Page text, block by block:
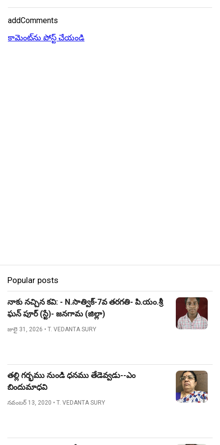
addComments
కామెంట్‌ను పోస్ట్ చేయండి
Popular posts
నాకు నచ్చిన కవి: - N.సాత్విక్-7వ తరగతి- పి.యం.శ్రీ
ఘన్ పూర్ (స్టే)- జనగామ (జిల్లా)
జులై 31, 2026 • T. VEDANTA SURY
తల్లి గర్భము నుండి ధనము తేడెవ్వడు--ఎం
బిందుమాధవి
నవంబర్ 13, 2020 • T. VEDANTA SURY